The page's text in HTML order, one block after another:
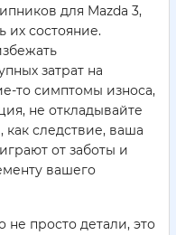
для Mazda 3,
их состояние.
затрат на
то симптомы износа,
не откладывайте
следствие, ваша
от заботы и
вашего
просто детали, это